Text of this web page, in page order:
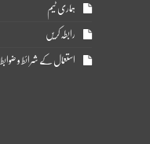
ہماری ٹیم
رابطہ کریں
استعمال کے شرائط و ضوابط